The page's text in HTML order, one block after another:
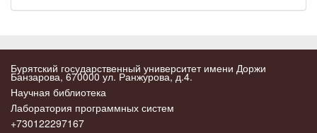
Бурятский государственный университет имени Доржи
Банзарова, 670000 ул. Ранжурова, д.4.
Научная библиотека
Лаборатория программных систем
+730122297167